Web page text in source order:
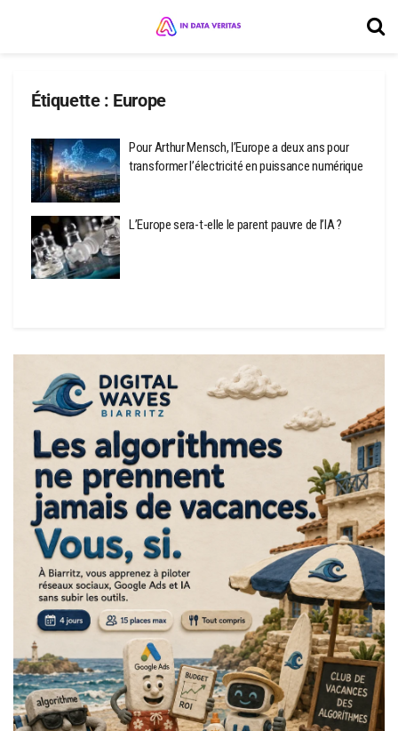
Étiquette : Europe
Pour Arthur Mensch, l’Europe a deux ans pour
transformer l’électricité en puissance numérique
L’Europe sera-t-elle le parent pauvre de l’IA ?